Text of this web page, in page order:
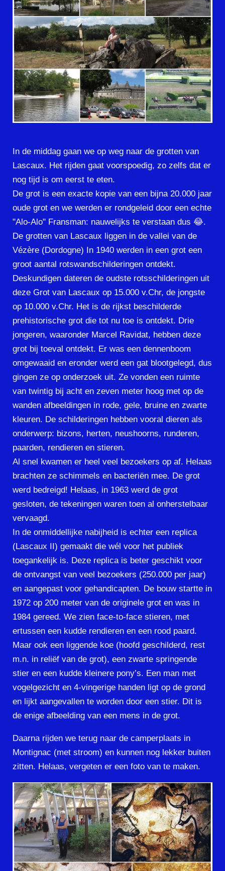
In de middag gaan we op weg naar de grotten van
Lascaux. Het rijden gaat voorspoedig, zo zelfs dat er
nog tijd is om eerst te eten.
De grot is een exacte kopie van een bijna 20.000 jaar
oude grot en we werden er rondgeleid door een echte
"Alo-Alo" Fransman: nauwelijks te verstaan dus 😂.
De grotten van Lascaux liggen in de vallei van de
Vézère (Dordogne) In 1940 werden in een grot een
groot aantal rotswandschilderingen ontdekt.
Deskundigen dateren de oudste rotsschilderingen uit
deze Grot van Lascaux op 15.000 v.Chr, de jongste
op 10.000 v.Chr. Het is de rijkst beschilderde
prehistorische grot die tot nu toe is ontdekt. Drie
jongeren, waaronder Marcel Ravidat, hebben deze
grot bij toeval ontdekt. Er was een dennenboom
omgewaaid en eronder werd een gat blootgelegd, dus
gingen ze op onderzoek uit. Ze vonden een ruimte
van twintig bij acht en zeven meter hoog met op de
wanden afbeeldingen in rode, gele, bruine en zwarte
kleuren. De schilderingen hebben vooral dieren als
onderwerp: bizons, herten, neushoorns, runderen,
paarden, rendieren en stieren.
Al snel kwamen er heel veel bezoekers op af. Helaas
brachten ze schimmels en bacteriën mee. De grot
werd bedreigd! Helaas, in 1963 werd de grot
gesloten, de tekeningen waren toen al onherstelbaar
vervaagd.
In de onmiddellijke nabijheid is echter een replica
(Lascaux II) gemaakt die wél voor het publiek
toegankelijk is. Deze replica is beter geschikt voor
de ontvangst van veel bezoekers (250.000 per jaar)
en aangepast voor gehandicapten. De bouw startte in
1972 op 200 meter van de originele grot en was in
1984 gereed. We zien face-to-face stieren, met
ertussen een kudde rendieren en een rood paard.
Maar ook een liggende koe (hoofd geschilderd, rest
m.n. in reliëf van de grot), een zwarte springende
stier en een kudde kleinere pony’s. Een man met
vogelgezicht en 4-vingerige handen ligt op de grond
en lijkt aangevallen te worden door een stier. Dit is
de enige afbeelding van een mens in de grot.
Daarna rijden we terug naar de camperplaats in
Montignac (met stroom) en kunnen nog lekker buiten
zitten. Helaas, vergeten er een foto van te maken.